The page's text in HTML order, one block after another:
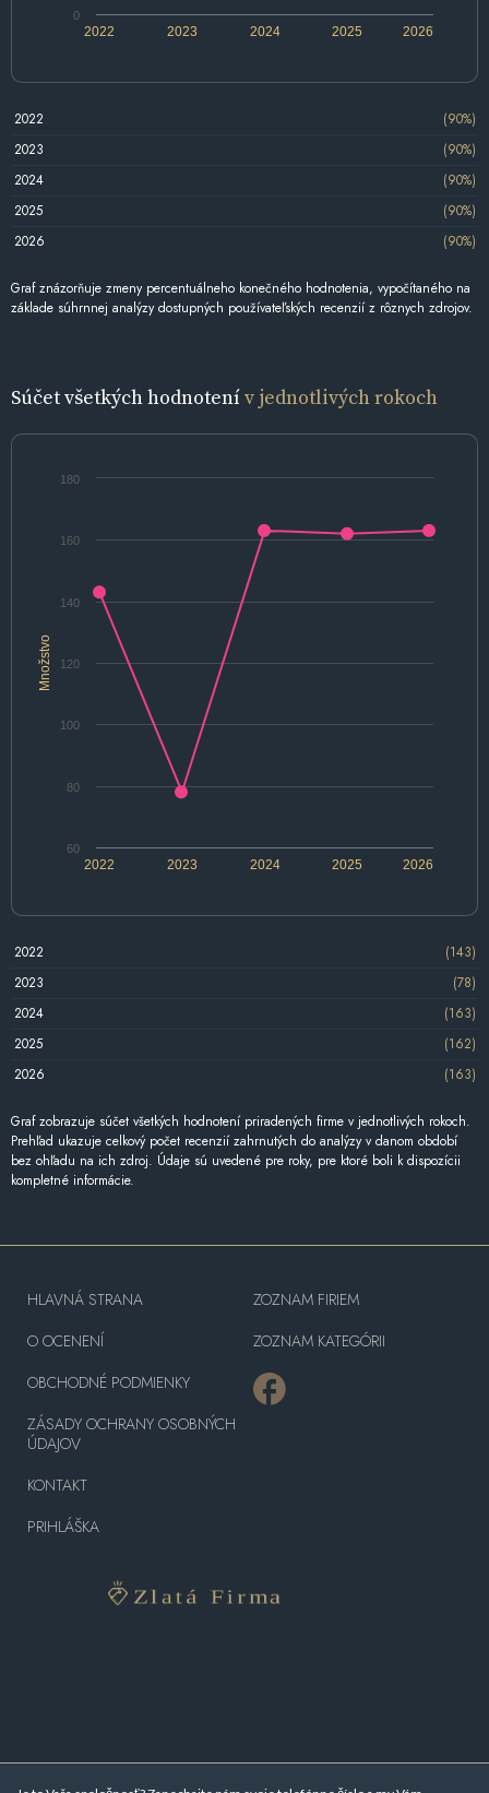
2022 2024 2026
2023 2025
0
2022
(90%)
2023
(90%)
2024
(90%)
2025
(90%)
2026
(90%)
Graf znázorňuje zmeny percentuálneho konečného hodnotenia, vypočítaného na
základe súhrnnej analýzy dostupných používateľských recenzií z rôznych zdrojov.
Súčet všetkých hodnotenív jednotlivých rokoch
Množstvo
2022 2024 2026
2023 2025
60
80
100
120
140
160
180
2022
(143)
2023
(78)
2024
(163)
2025
(162)
2026
(163)
Graf zobrazuje súčet všetkých hodnotení priradených firme v jednotlivých rokoch.
Prehľad ukazuje celkový počet recenzií zahrnutých do analýzy v danom období
bez ohľadu na ich zdroj. Údaje sú uvedené pre roky, pre ktoré boli k dispozícii
kompletné informácie.
HLAVNÁ STRANA
O OCENENÍ
OBCHODNÉ PODMIENKY
ZÁSADY OCHRANY OSOBNÝCH
ÚDAJOV
KONTAKT
PRIHLÁŠKA
ZOZNAM FIRIEM
ZOZNAM KATEGÓRII